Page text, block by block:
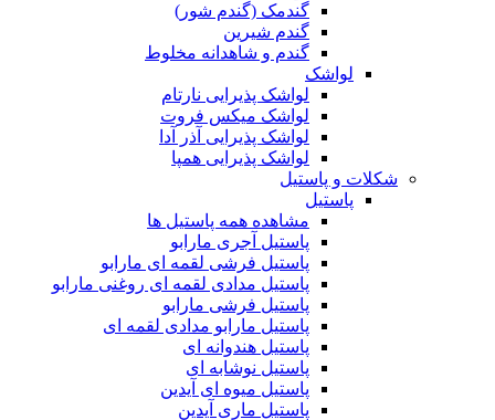
گندمک (گندم شور)
گندم شیرین
گندم و شاهدانه مخلوط
لواشک
لواشک پذیرایی نارتام
لواشک میکس فروت
لواشک پذیرایی آذر آدا
لواشک پذیرایی همپا
شکلات و پاستیل
پاستیل
مشاهده همه پاستیل ها
پاستیل آجری مارابو
پاستیل فرشی لقمه ای مارابو
پاستیل مدادی لقمه ای روغنی مارابو
پاستیل فرشی مارابو
پاستیل مارابو مدادی لقمه ای
پاستیل هندوانه ای
پاستیل نوشابه ای
پاستیل میوه ای آیدین
پاستیل ماری آیدین